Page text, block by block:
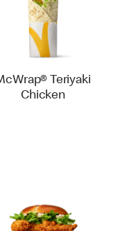
Teriyaki
Chicken